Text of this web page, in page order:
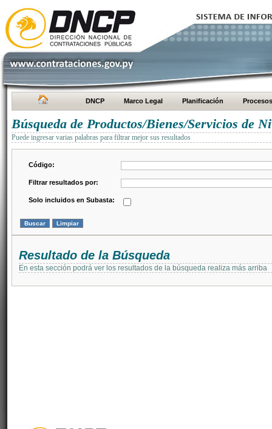
DNCP Marco Legal Planificación Procesos
Búsqueda de Productos/Bienes/Servicios de
Puede ingresar varias palabras para filtrar mejor sus resultados
Código:
Filtrar resultados por:
Solo incluidos en Subasta:
Resultado de la Búsqueda
En esta sección podrá ver los resultados de la búsqueda realiza más arriba